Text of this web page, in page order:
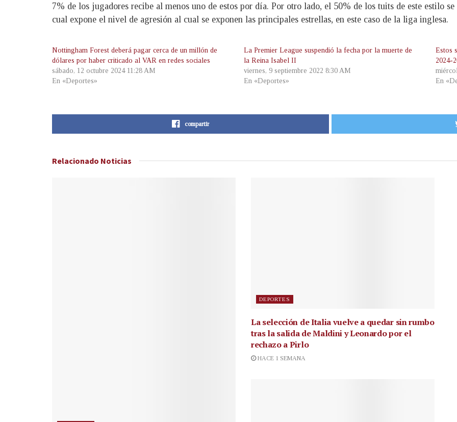
7% de los jugadores recibe al menos uno de estos por día. Por otro lado, el 50% de los tuits de este estilo
cual expone el nivel de agresión al cual se exponen las principales estrellas, en este caso de la liga inglesa.
Nottingham Forest deberá pagar cerca de un millón de
dólares por haber criticado al VAR en redes sociales
sábado, 12 octubre 2024 11:28 AM
En «Deportes»
La Premier League suspendió la fecha por la muerte de
la Reina Isabel II
viernes, 9 septiembre 2022 8:30 AM
En «Deportes»
Estos
2024-
En
compartir
Relacionado Noticias
DEPORTES
La selección de Italia vuelve a quedar sin rumbo
tras la salida de Maldini y Leonardo por el
rechazo a Pirlo
HACE 1 SEMANA